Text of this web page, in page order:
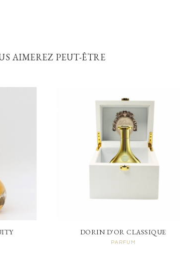
AIMEREZ PEUT-ÊTRE
DORIN D'OR CLASSIQUE
PARFUM